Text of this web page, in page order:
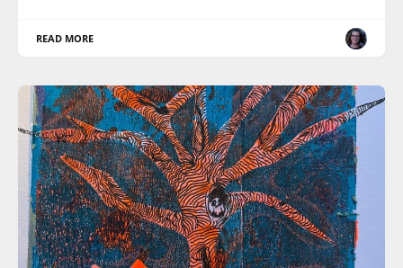
READ MORE